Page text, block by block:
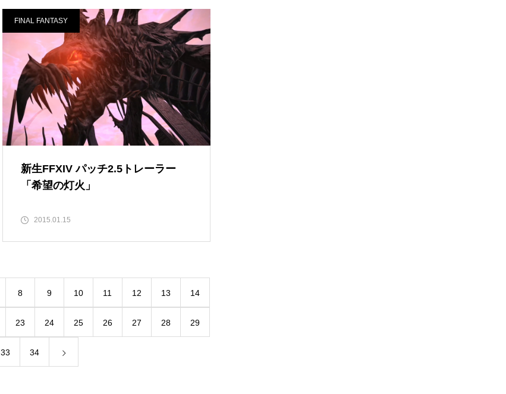
FINAL FANTASY
新生FFXIV パッチ2.5トレーラー
「希望の灯火」
2015.01.15
8 9 10 11 12 13 14
23 24 25 26 27 28 29
33 34